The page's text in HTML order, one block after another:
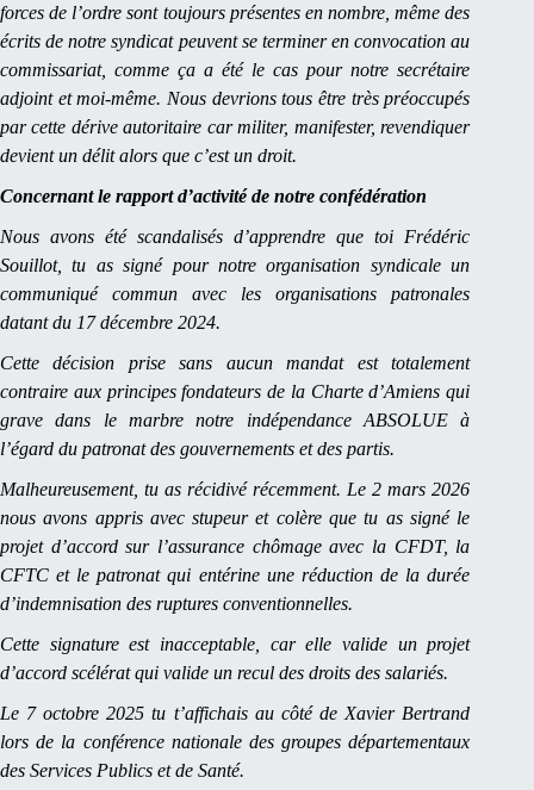
forces de l’ordre sont toujours présentes en nombre, même des
écrits de notre syndicat peuvent se terminer en convocation au
commissariat, comme ça a été le cas pour notre secrétaire
adjoint et moi-même. Nous devrions tous être très préoccupés
par cette dérive autoritaire car militer, manifester, revendiquer
devient un délit alors que c’est un droit.
Concernant le rapport d’activité de notre confédération
Nous avons été scandalisés d’apprendre que toi Frédéric
Souillot, tu as signé pour notre organisation syndicale un
communiqué commun avec les organisations patronales
datant du 17 décembre 2024.
Cette décision prise sans aucun mandat est totalement
contraire aux principes fondateurs de la Charte d’Amiens qui
grave dans le marbre notre indépendance ABSOLUE à
l’égard du patronat des gouvernements et des partis.
Malheureusement, tu as récidivé récemment. Le 2 mars 2026
nous avons appris avec stupeur et colère que tu as signé le
projet d’accord sur l’assurance chômage avec la CFDT, la
CFTC et le patronat qui entérine une réduction de la durée
d’indemnisation des ruptures conventionnelles.
Cette signature est inacceptable, car elle valide un projet
d’accord scélérat qui valide un recul des droits des salariés.
Le 7 octobre 2025 tu t’affichais au côté de Xavier Bertrand
lors de la conférence nationale des groupes départementaux
des Services Publics et de Santé.